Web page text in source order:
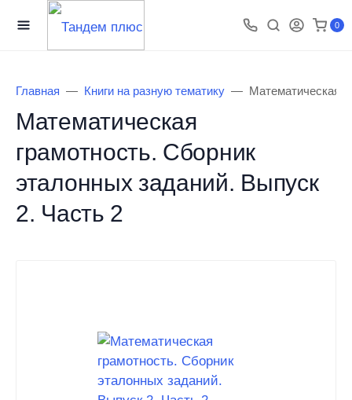
0
Главная Книги на разную тематику Математическая
Математическая
грамотность. Сборник
эталонных заданий. Выпуск
2. Часть 2